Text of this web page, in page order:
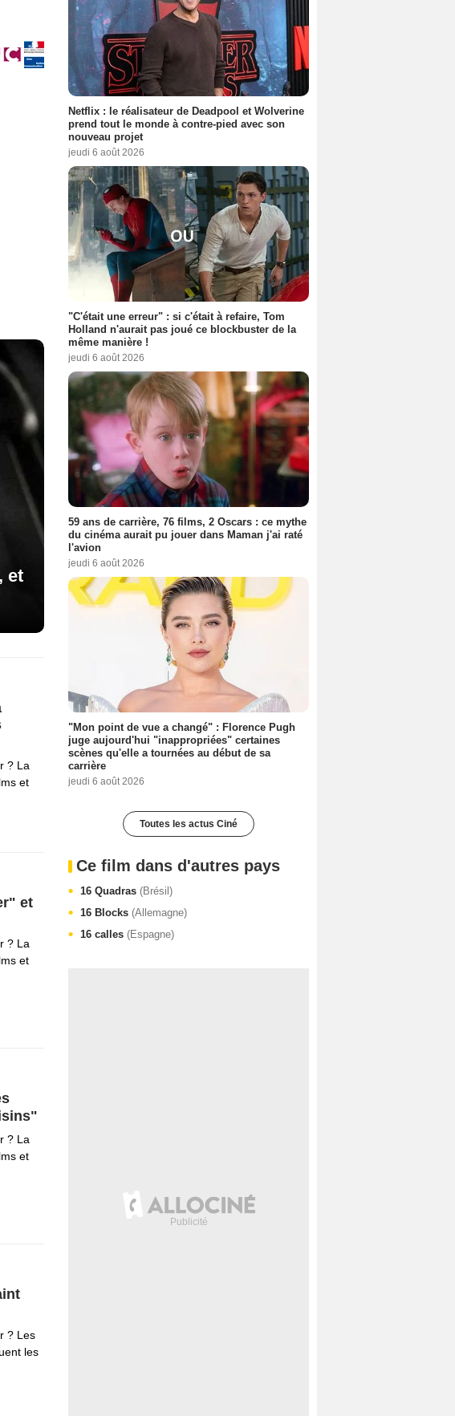
et
? La
et
et
? La
et
? La
et
? Les
les
Netflix : le réalisateur de Deadpool et Wolverine
prend tout le monde à contre-pied avec son
nouveau projet
jeudi 6 août 2026
"C'était une erreur" : si c'était à refaire, Tom
Holland n'aurait pas joué ce blockbuster de la
même manière !
jeudi 6 août 2026
59 ans de carrière, 76 films, 2 Oscars : ce mythe
du cinéma aurait pu jouer dans Maman j'ai raté
l'avion
jeudi 6 août 2026
"Mon point de vue a changé" : Florence Pugh
juge aujourd'hui "inappropriées" certaines
scènes qu'elle a tournées au début de sa
carrière
jeudi 6 août 2026
Toutes les actus Ciné
Ce film dans d'autres pays
16 Quadras (Brésil)
16 Blocks (Allemagne)
16 calles (Espagne)